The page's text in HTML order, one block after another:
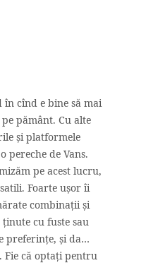
în cînd e bine să mai
pământ. Cu alte
și platformele
pereche de Vans.
pe acest lucru,
Foarte ușor îi
combinații și
cu fuste sau
preferințe, și da…
că optați pentru